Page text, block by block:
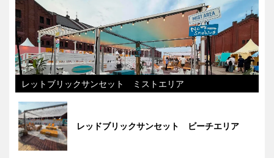
レットブリックサンセット ミストエリア
レッドブリックサンセット ビーチエリア